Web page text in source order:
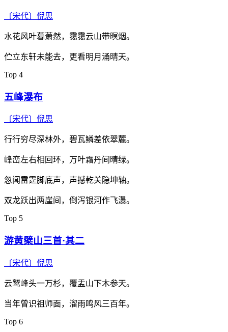
〔宋代〕 倪思
水花风叶暮萧然，霭霭云山带暝烟。
伫立东轩未能去，更看明月涌晴天。
Top 4
五峰瀑布
〔宋代〕 倪思
行行穷尽深林外，碧瓦鳞差依翠麓。
峰峦左右相回环，万叶霜丹间晴绿。
忽闻雷霆脚底声，声撼乾关隐坤轴。
双龙跃出两崖间，倒泻银河作飞瀑。
Top 5
游黄檗山三首·其二
〔宋代〕 倪思
云鹫峰头一万杉，覆盂山下木参天。
当年曾识祖师面，溜雨鸣风三百年。
Top 6